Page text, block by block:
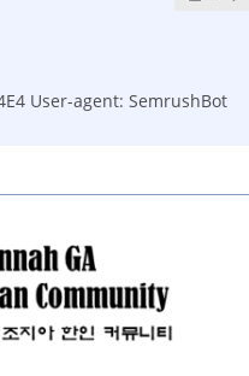
User-agent: SemrushBot